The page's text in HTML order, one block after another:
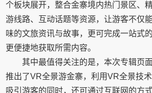
个板块展开，整合金寨境内热门景区、
游线路、互动话题等资源，让游客不仅
味的文旅资讯与故事，更可完成一站式
更便捷地获取所需内容。
其中最值得关注的是，本次专辑页
推出了VR全景游金寨，利用VR全景技术
吸引游客的同时，还可通过互联网的方